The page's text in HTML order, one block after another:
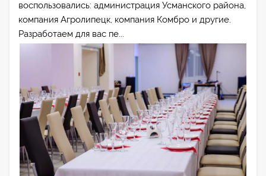
воспользовались: администрация Усманского района,
компания Агролипецк, компания Комбро и другие.
Разработаем для вас пе...